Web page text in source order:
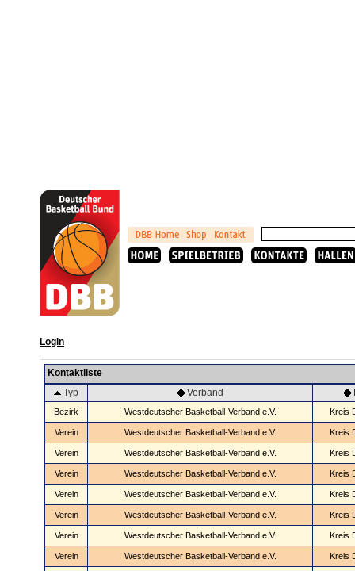
Login
Kontaktliste
Typ
Verband
Bezirk Westdeutscher Basketball-Verband e.V. Kreis
Verein Westdeutscher Basketball-Verband e.V. Kreis
Verein Westdeutscher Basketball-Verband e.V. Kreis
Verein Westdeutscher Basketball-Verband e.V. Kreis
Verein Westdeutscher Basketball-Verband e.V. Kreis
Verein Westdeutscher Basketball-Verband e.V. Kreis
Verein Westdeutscher Basketball-Verband e.V. Kreis
Verein Westdeutscher Basketball-Verband e.V. Kreis